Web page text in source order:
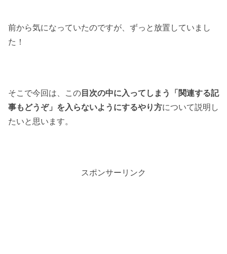
前から気になっていたのですが、ずっと放置していまし
た！
そこで今回は、この 目次の中に入ってしまう「関連する記
事もどうぞ」を入らないようにするやり方について説明し
たいと思います。
スポンサーリンク